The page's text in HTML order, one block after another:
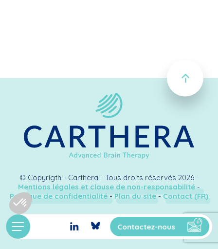
Contactez-nous
© Copyrigth - Carthera - Tous droits réservés 2026 -
Mentions légales et clause de non-responsabilité -
Politique de confidentialité - Plan du site - Contact (FR)
Création & développementKookline